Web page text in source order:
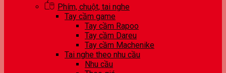
Phím, chuột, tai nghe
Tay cầm game
Tay cầm Rapoo
Tay cầm Dareu
Tay cầm Machenike
Tai nghe theo nhu cầu
Nhu cầu